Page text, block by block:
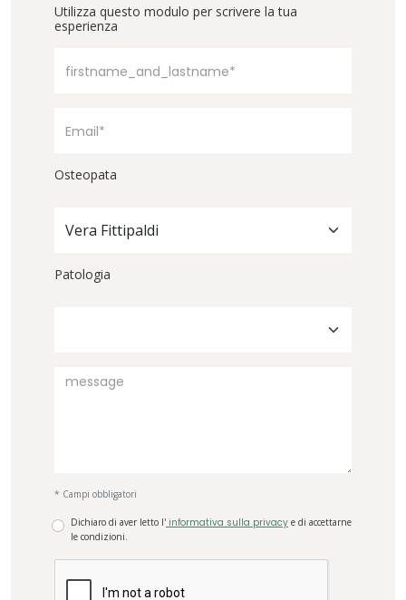
Utilizza questo modulo per scrivere la tua
esperienza
Osteopata
Vera Fittipaldi
Patologia
* Campi obbligatori
Dichiaro di aver letto l' informativa sulla privacy e di accettarne
le condizioni.